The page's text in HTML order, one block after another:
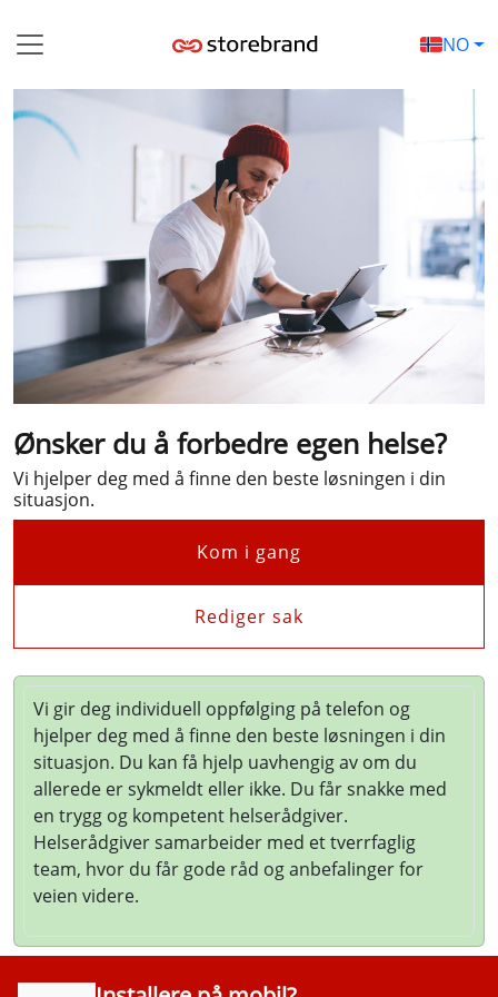
NO
Ønsker du å forbedre egen helse?
Vi hjelper deg med å finne den beste løsningen i din
situasjon.
Kom i gang
Rediger sak
Vi gir deg individuell oppfølging på telefon og
hjelper deg med å finne den beste løsningen i din
situasjon. Du kan få hjelp uavhengig av om du
allerede er sykmeldt eller ikke. Du får snakke med
en trygg og kompetent helserådgiver.
Helserådgiver samarbeider med et tverrfaglig
team, hvor du får gode råd og anbefalinger for
veien videre.